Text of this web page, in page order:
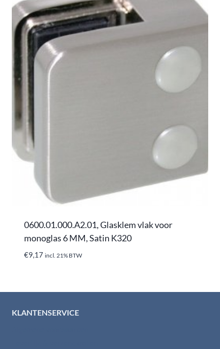
0600.01.000.A2.01, Glasklem vlak voor
monoglas 6 MM, Satin K320
€9,17 incl. 21% BTW
KLANTENSERVICE